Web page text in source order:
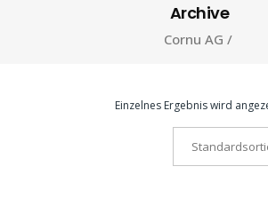
Archive
Cornu AG /
Einzelnes Ergebnis wird